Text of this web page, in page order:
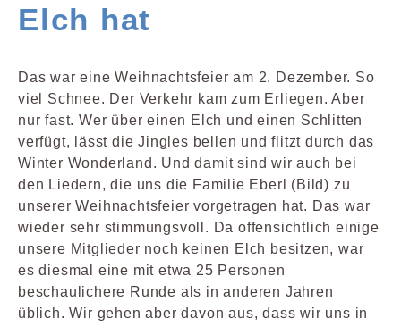
Elch hat
Das war eine Weihnachtsfeier am 2. Dezember. So
viel Schnee. Der Verkehr kam zum Erliegen. Aber
nur fast. Wer über einen Elch und einen Schlitten
verfügt, lässt die Jingles bellen und flitzt durch das
Winter Wonderland. Und damit sind wir auch bei
den Liedern, die uns die Familie Eberl (Bild) zu
unserer Weihnachtsfeier vorgetragen hat. Das war
wieder sehr stimmungsvoll. Da offensichtlich einige
unsere Mitglieder noch keinen Elch besitzen, war
es diesmal eine mit etwa 25 Personen
beschaulichere Runde als in anderen Jahren
üblich. Wir gehen aber davon aus, dass wir uns in